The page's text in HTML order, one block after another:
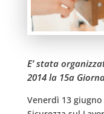
E’ stata
2014 la 15a
Venerdì 13